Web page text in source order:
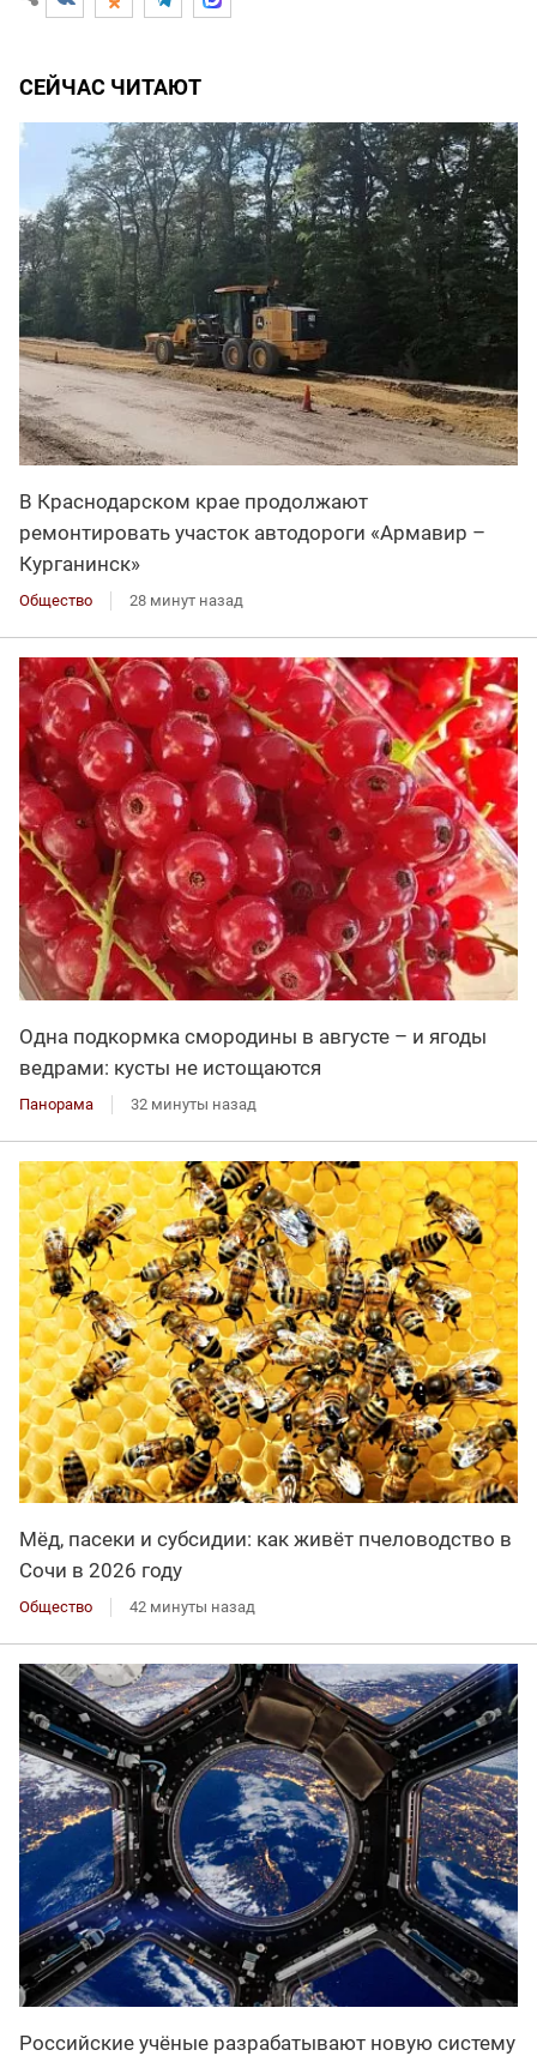
СЕЙЧАС ЧИТАЮТ
В Краснодарском крае продолжают
ремонтировать участок автодороги «Армавир –
Курганинск»
Общество 28 минут назад
Одна подкормка смородины в августе – и ягоды
ведрами: кусты не истощаются
Панорама 32 минуты назад
Мёд, пасеки и субсидии: как живёт пчеловодство в
Сочи в 2026 году
Общество 42 минуты назад
Российские учёные разрабатывают новую систему